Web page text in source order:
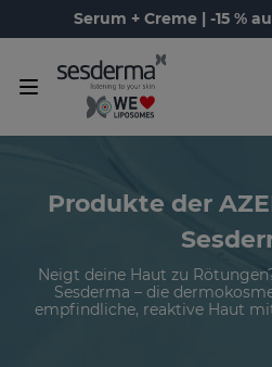
Serum + Creme | -15 %
Produkte der
Neigt deine Haut zu
Sesderma – die
empfindliche, reaktive Haut